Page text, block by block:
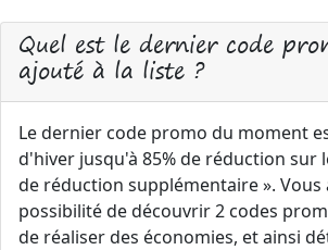
Quel est le dernier code
ajouté à la liste ?
Le dernier code promo du moment
d'hiver jusqu'à 85% de réduction sur
de réduction supplémentaire ». Vous
possibilité de découvrir 2 codes
de réaliser des économies, et ainsi